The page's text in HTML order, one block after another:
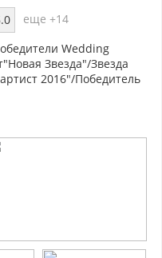
еще +14
Wedding
Звезда"/Звезда
2016"/Победитель